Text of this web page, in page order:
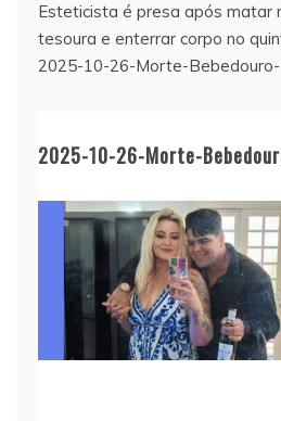
Esteticista é presa após matar
tesoura e enterrar corpo no
2025-10-26-Morte-Bebedouro-
2025-10-26-Morte-